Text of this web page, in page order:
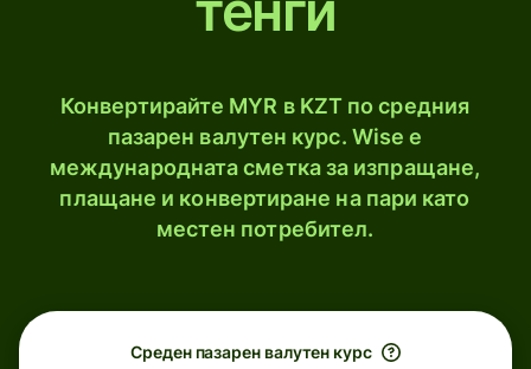
Конвертирайте MYR в KZT по средния
пазарен валутен курс. Wise е
международната сметка за изпращане,
плащане и конвертиране на пари като
местен потребител.
Среден пазарен валутен курс